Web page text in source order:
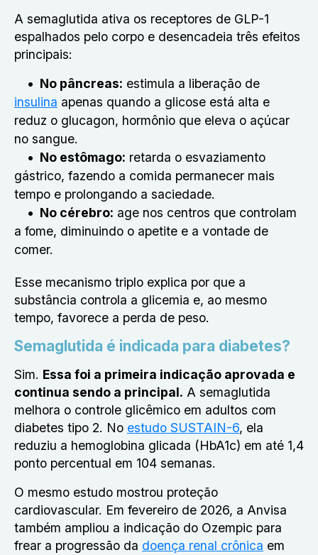
A semaglutida ativa os receptores de GLP-1
espalhados pelo corpo e desencadeia três efeitos
principais:
No pâncreas: estimula a liberação de
insulina apenas quando a glicose está alta e
reduz o glucagon, hormônio que eleva o açúcar
no sangue.
No estômago: retarda o esvaziamento
gástrico, fazendo a comida permanecer mais
tempo e prolongando a saciedade.
No cérebro: age nos centros que controlam
a fome, diminuindo o apetite e a vontade de
comer.
Esse mecanismo triplo explica por que a
substância controla a glicemia e, ao mesmo
tempo, favorece a perda de peso.
Semaglutida é indicada para diabetes?
Sim. Essa foi a primeira indicação aprovada e
continua sendo a principal. A semaglutida
melhora o controle glicêmico em adultos com
diabetes tipo 2. No estudo SUSTAIN-6, ela
reduziu a hemoglobina glicada (HbA1c) em até 1,4
ponto percentual em 104 semanas.
O mesmo estudo mostrou proteção
cardiovascular. Em fevereiro de 2026, a Anvisa
também ampliou a indicação do Ozempic para
frear a progressão da doença renal crônica em